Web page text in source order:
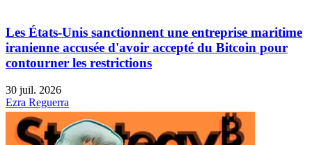
Les États-Unis sanctionnent une entreprise maritime
iranienne accusée d'avoir accepté du Bitcoin pour
contourner les restrictions
30 juil. 2026
Ezra Reguerra